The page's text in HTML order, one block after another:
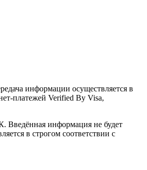
информации осуществляется в
платежей Verified By Visa,
Введённая информация не будет
в строгом соответствии с